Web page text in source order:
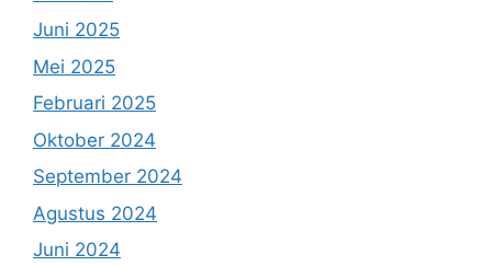
Juni 2025
Mei 2025
Februari 2025
Oktober 2024
September 2024
Agustus 2024
Juni 2024